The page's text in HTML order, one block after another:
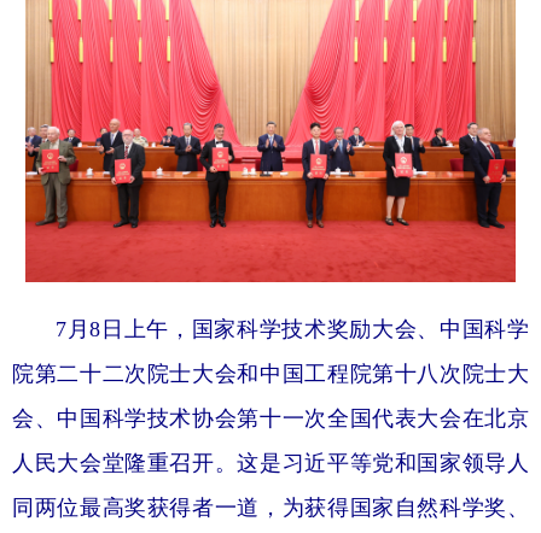
7月8日上午，国家科学技术奖励大会、中国科学
院第二十二次院士大会和中国工程院第十八次院士大
会、中国科学技术协会第十一次全国代表大会在北京
人民大会堂隆重召开。这是习近平等党和国家领导人
同两位最高奖获得者一道，为获得国家自然科学奖、